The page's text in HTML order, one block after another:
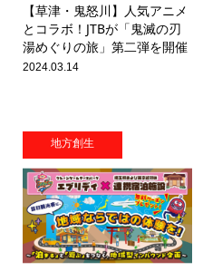
【草津・鬼怒川】人気アニメ
とコラボ！JTBが「鬼滅の刃
湯めぐりの旅」第二弾を開催
2024.03.14
地方創生